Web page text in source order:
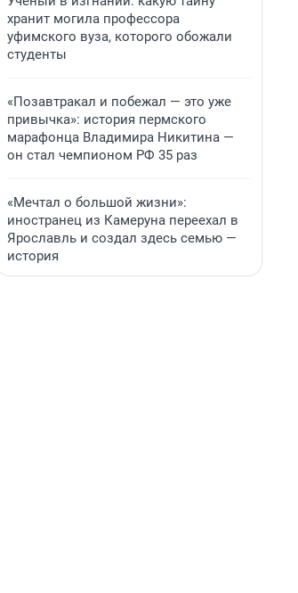
хранит могила профессора
уфимского вуза, которого обожали
студенты
«Позавтракал и побежал — это уже
привычка»: история пермского
марафонца Владимира Никитина —
он стал чемпионом РФ 35 раз
«Мечтал о большой жизни»:
иностранец из Камеруна переехал в
Ярославль и создал здесь семью —
история